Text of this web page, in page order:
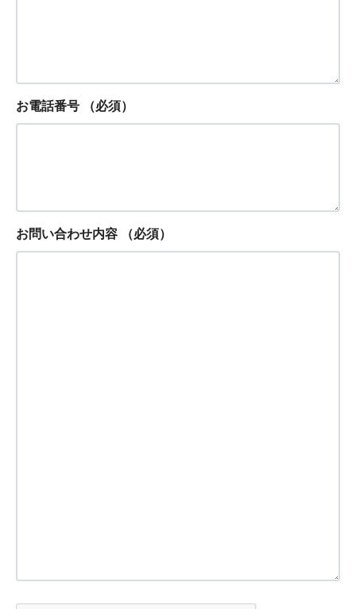
お電話番号 （必須）
お問い合わせ内容 （必須）